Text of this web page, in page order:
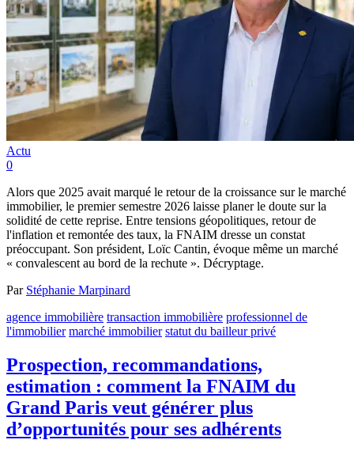
Actu
0
Alors que 2025 avait marqué le retour de la croissance sur le marché
immobilier, le premier semestre 2026 laisse planer le doute sur la
solidité de cette reprise. Entre tensions géopolitiques, retour de
l'inflation et remontée des taux, la FNAIM dresse un constat
préoccupant. Son président, Loïc Cantin, évoque même un marché
« convalescent au bord de la rechute ». Décryptage.
Par Stéphanie Marpinard
agence immobilière transaction immobilière professionnel de
l'immobilier marché immobilier statut du bailleur privé
Prospection, recommandations,
estimation : comment la FNAIM du
Grand Paris veut générer plus
d’opportunités pour ses adhérents